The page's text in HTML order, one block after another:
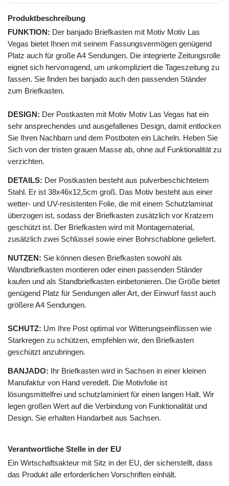
Produktbeschreibung
FUNKTION: Der banjado Briefkasten mit Motiv Motiv Las
Vegas bietet Ihnen mit seinem Fassungsvermögen genügend
Platz auch für große A4 Sendungen. Die integrierte Zeitungsrolle
eignet sich hervorragend, um unkompliziert die Tageszeitung zu
fassen. Sie finden bei banjado auch den passenden Ständer
zum Briefkasten.
DESIGN: Der Postkasten mit Motiv Motiv Las Vegas hat ein
sehr ansprechendes und ausgefallenes Design, damit entlocken
Sie Ihren Nachbarn und dem Postboten ein Lächeln. Heben Sie
Sich von der tristen grauen Masse ab, ohne auf Funktionalität zu
verzichten.
DETAILS: Der Postkasten besteht aus pulverbeschichtetem
Stahl. Er ist 38x46x12,5cm groß. Das Motiv besteht aus einer
wetter- und UV-resistenten Folie, die mit einem Schutzlaminat
überzogen ist, sodass der Briefkasten zusätzlich vor Kratzern
geschützt ist. Der Briefkasten wird mit Montagematerial,
zusätzlich zwei Schlüssel sowie einer Bohrschablone geliefert.
NUTZEN: Sie können diesen Briefkasten sowohl als
Wandbriefkasten montieren oder einen passenden Ständer
kaufen und als Standbriefkasten einbetonieren. Die Größe bietet
genügend Platz für Sendungen aller Art, der Einwurf fasst auch
größere A4 Sendungen.
SCHUTZ: Um Ihre Post optimal vor Witterungseinflüssen wie
Starkregen zu schützen, empfehlen wir, den Briefkasten
geschützt anzubringen.
BANJADO: Ihr Briefkasten wird in Sachsen in einer kleinen
Manufaktur von Hand veredelt. Die Motivfolie ist
lösungsmittelfrei und schutzlaminiert für einen langen Halt. Wir
legen großen Wert auf die Verbindung von Funktionalität und
Design. Sie erhalten Handarbeit aus Sachsen.
Verantwortliche Stelle in der EU
Ein Wirtschaftsakteur mit Sitz in der EU, der sicherstellt, dass
das Produkt alle erforderlichen Vorschriften einhält.